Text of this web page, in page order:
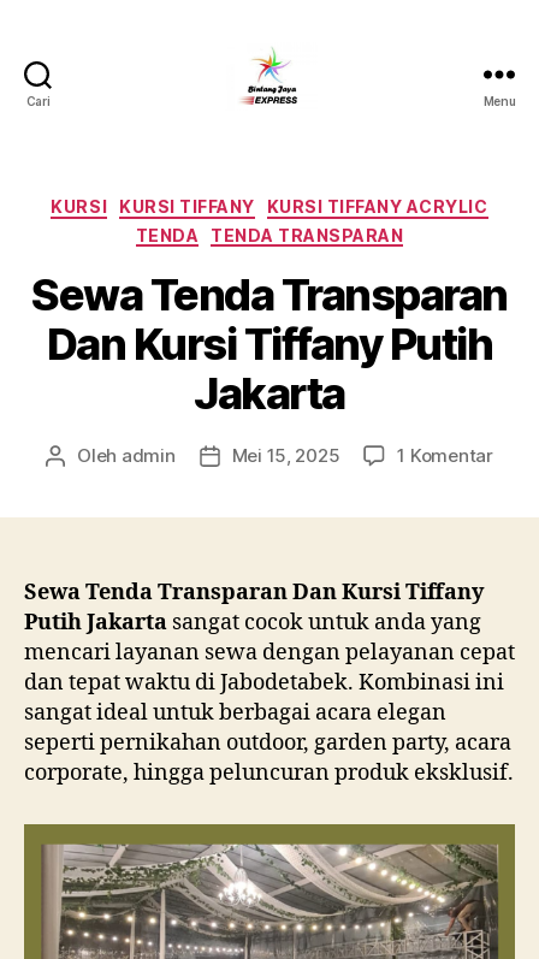
Cari
Pesta
Jabodetabek,Tlp.0878-
7350-
8787
Menu
Kategori
KURSI KURSI TIFFANY
KURSI TIFFANY ACRYLIC
TENDA
TENDA TRANSPARAN
Sewa Tenda Transparan
Dan Kursi Tiffany Putih
Jakarta
Penulis
Oleh admin
Tanggal
Mei 15, 2025 1 Komentarpada
Putih
Sewa Tenda Transparan Dan Kursi Tiffany
Putih Jakarta sangat cocok untuk anda yang
mencari layanan sewa dengan pelayanan cepat
dan tepat waktu di Jabodetabek. Kombinasi ini
sangat ideal untuk berbagai acara elegan
seperti pernikahan outdoor, garden party, acara
corporate, hingga peluncuran produk eksklusif.